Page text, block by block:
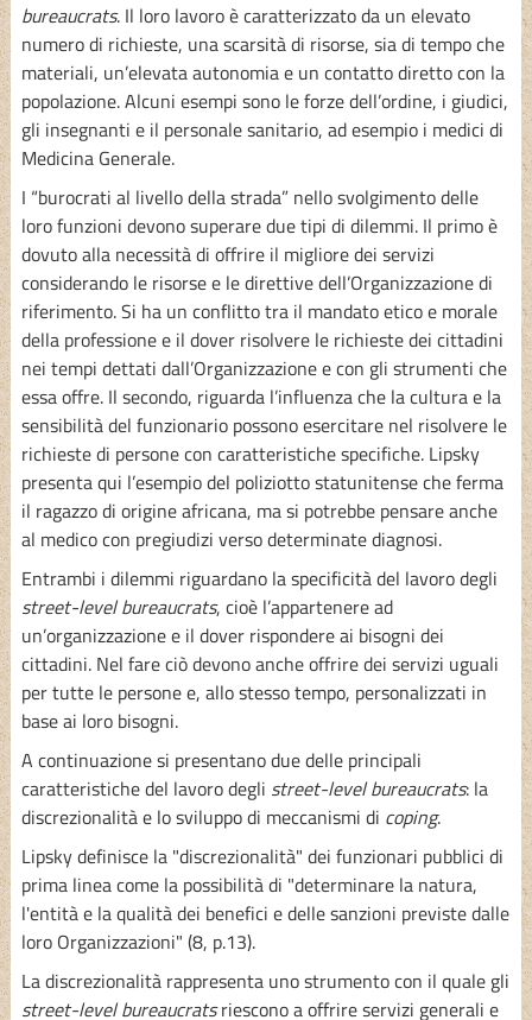
bureaucrats. Il loro lavoro è caratterizzato da un elevato
numero di richieste, una scarsità di risorse, sia di tempo che
materiali, un’elevata autonomia e un contatto diretto con la
popolazione. Alcuni esempi sono le forze dell’ordine, i giudici,
gli insegnanti e il personale sanitario, ad esempio i medici di
Medicina Generale.
I “burocrati al livello della strada” nello svolgimento delle
loro funzioni devono superare due tipi di dilemmi. Il primo è
dovuto alla necessità di offrire il migliore dei servizi
considerando le risorse e le direttive dell’Organizzazione di
riferimento. Si ha un conflitto tra il mandato etico e morale
della professione e il dover risolvere le richieste dei cittadini
nei tempi dettati dall’Organizzazione e con gli strumenti che
essa offre. Il secondo, riguarda l’influenza che la cultura e la
sensibilità del funzionario possono esercitare nel risolvere le
richieste di persone con caratteristiche specifiche. Lipsky
presenta qui l’esempio del poliziotto statunitense che ferma
il ragazzo di origine africana, ma si potrebbe pensare anche
al medico con pregiudizi verso determinate diagnosi.
Entrambi i dilemmi riguardano la specificità del lavoro degli
street-level bureaucrats, cioè l’appartenere ad
un’organizzazione e il dover rispondere ai bisogni dei
cittadini. Nel fare ciò devono anche offrire dei servizi uguali
per tutte le persone e, allo stesso tempo, personalizzati in
base ai loro bisogni.
A continuazione si presentano due delle principali
caratteristiche del lavoro degli street-level bureaucrats: la
discrezionalità e lo sviluppo di meccanismi di coping.
Lipsky definisce la "discrezionalità" dei funzionari pubblici di
prima linea come la possibilità di "determinare la natura,
l'entità e la qualità dei benefici e delle sanzioni previste dalle
loro Organizzazioni" (8, p.13).
La discrezionalità rappresenta uno strumento con il quale gli
street-level bureaucratsriescono a offrire servizi generali e